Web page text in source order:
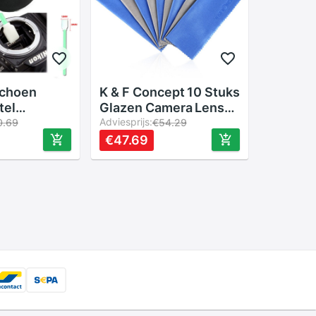
Cleaning
Pen/Lens
Kit
K & F Concept 10 Stuks
Glazen Camera Lens
Microvezeldoek Filter
Lens Dv Lcd Telefoon
Screen Cleaner voor
Adviesprijs:€54.29
€47.69